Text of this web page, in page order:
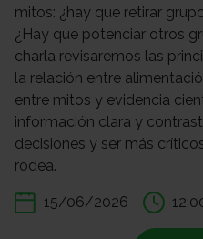
mitos: ¿hay que retirar
¿Hay que potenciar otros
charla revisaremos las
la relación entre
entre mitos y evidencia
información clara y
decisiones y ser más
rodea.
15/06/2026